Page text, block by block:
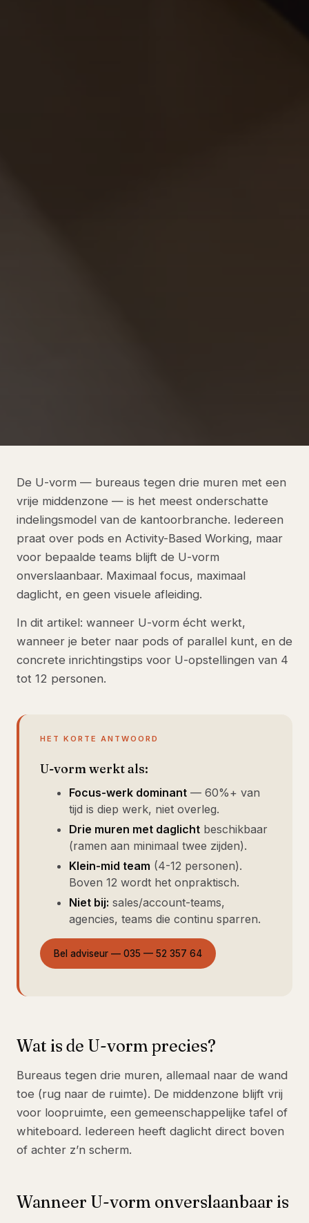
De U-vorm — bureaus tegen drie muren met een
vrije middenzone — is het meest onderschatte
indelingsmodel van de kantoorbranche. Iedereen
praat over pods en Activity-Based Working, maar
voor bepaalde teams blijft de U-vorm
onverslaanbaar. Maximaal focus, maximaal
daglicht, en geen visuele afleiding.
In dit artikel: wanneer U-vorm écht werkt,
wanneer je beter naar pods of parallel kunt, en de
concrete inrichtingstips voor U-opstellingen van 4
tot 12 personen.
HET KORTE ANTWOORD
U-vorm werkt als:
Focus-werk dominant — 60%+ van
tijd is diep werk, niet overleg.
Drie muren met daglicht beschikbaar
(ramen aan minimaal twee zijden).
Klein-mid team (4-12 personen).
Boven 12 wordt het onpraktisch.
Niet bij: sales/account-teams,
agencies, teams die continu sparren.
Bel adviseur — 035 — 52 357 64
Wat is de U-vorm precies?
Bureaus tegen drie muren, allemaal naar de wand
toe (rug naar de ruimte). De middenzone blijft vrij
voor loopruimte, een gemeenschappelijke tafel of
whiteboard. Iedereen heeft daglicht direct boven
of achter z’n scherm.
Wanneer U-vorm onverslaanbaar is